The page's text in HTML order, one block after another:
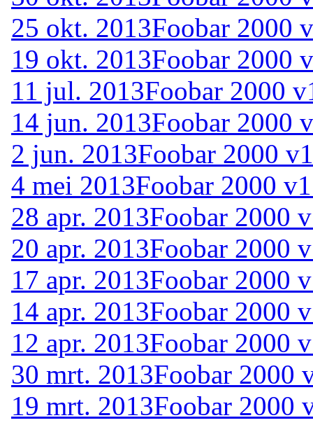
25 okt. 2013Foobar 2000
19 okt. 2013Foobar 2000
11 jul. 2013Foobar 2000
14 jun. 2013Foobar 2000
2 jun. 2013Foobar 2000
4 mei 2013Foobar 2000
28 apr. 2013Foobar 2000
20 apr. 2013Foobar 2000
17 apr. 2013Foobar 2000
14 apr. 2013Foobar 2000
12 apr. 2013Foobar 2000
30 mrt. 2013Foobar 2000
19 mrt. 2013Foobar 2000